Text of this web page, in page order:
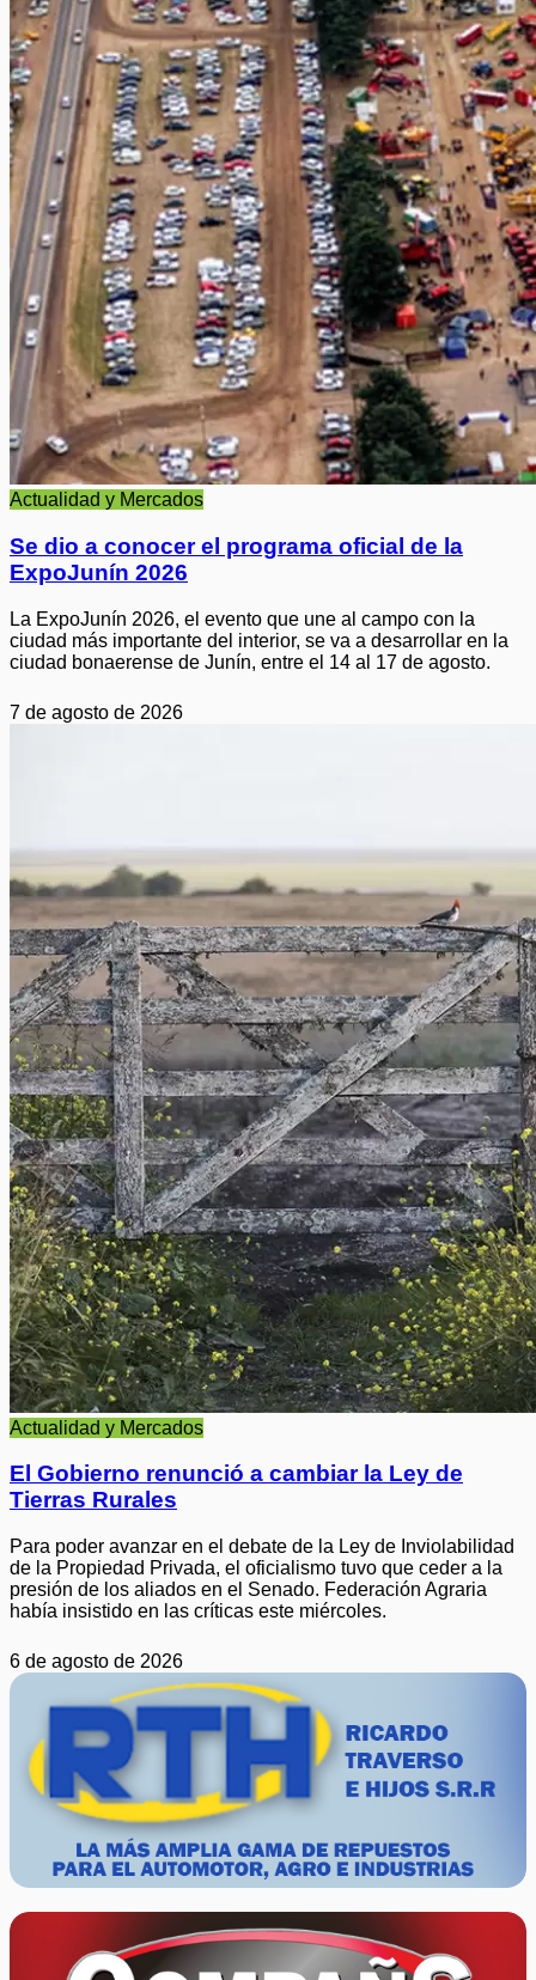
Actualidad y Mercados
Se dio a conocer el programa oficial de la
ExpoJunín 2026
La ExpoJunín 2026, el evento que une al campo con la
ciudad más importante del interior, se va a desarrollar en la
ciudad bonaerense de Junín, entre el 14 al 17 de agosto.
7 de agosto de 2026
Actualidad y Mercados
El Gobierno renunció a cambiar la Ley de
Tierras Rurales
Para poder avanzar en el debate de la Ley de Inviolabilidad
de la Propiedad Privada, el oficialismo tuvo que ceder a la
presión de los aliados en el Senado. Federación Agraria
había insistido en las críticas este miércoles.
6 de agosto de 2026